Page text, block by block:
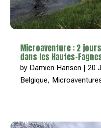
Microaventure : 2
dans les Hautes-
by Damien Hansen |20
Belgique,